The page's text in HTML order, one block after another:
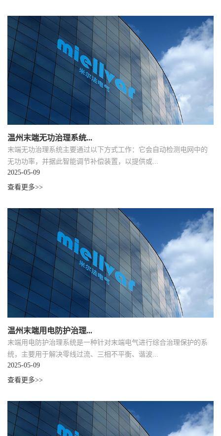
温州末端无功治理系统...
末端无功治理系统主要通过以下方式工作：它会自动检测电网中的
无功功率，并据此智能调节补偿装置，以提供或...
2025-05-09
查看更多>>
温州末端用电防护治理...
末端用电防护治理系统是一种针对末端电气进行综合治理保护的系
统，主要用于解决零线过流、三相不平衡、谐波...
2025-05-09
查看更多>>